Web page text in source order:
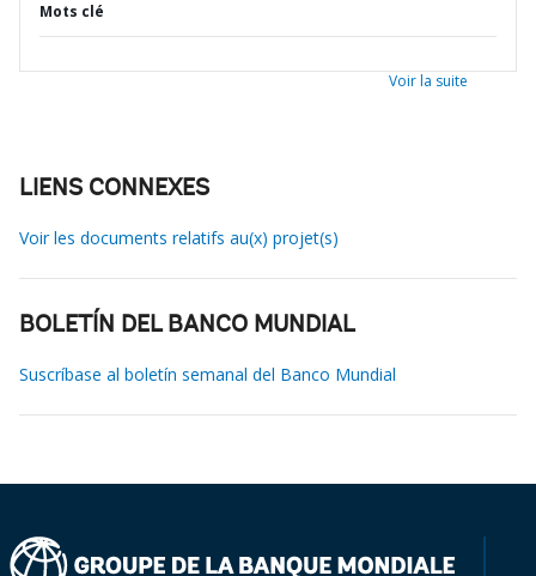
Mots clé
Voir la suite
LIENS CONNEXES
Voir les documents relatifs au(x) projet(s)
BOLETÍN DEL BANCO MUNDIAL
Suscríbase al boletín semanal del Banco Mundial